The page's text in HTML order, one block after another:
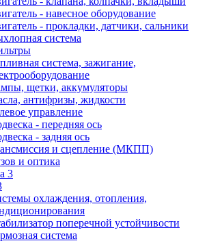
- навесное оборудование
- прокладки, датчики, сальники
система
система, зажигание,
щетки, аккумуляторы
антифризы, жидкости
управление
- передняя ось
- задняя ось
и сцепление (МКПП)
и оптика
охлаждения, отопления,
поперечной устойчивости
система